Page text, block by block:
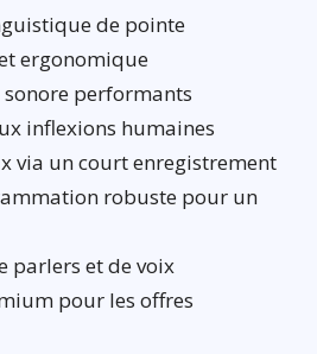
de pointe
ergonomique
sonore performants
inflexions humaines
via un court enregistrement
robuste pour un
parlers et de voix
pour les offres